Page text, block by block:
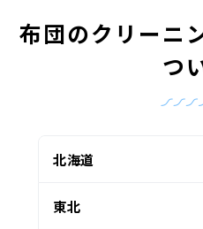
布団のクリーニ
つ
北海道
東北